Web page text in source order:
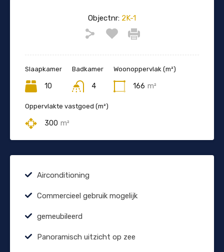
Objectnr: 2K-1
Slaapkamer
10
Badkamer
4
Woonoppervlak (m²)
166 m²
Oppervlakte vastgoed (m²)
300 m²
Airconditioning
Commercieel gebruik mogelijk
gemeubileerd
Panoramisch uitzicht op zee